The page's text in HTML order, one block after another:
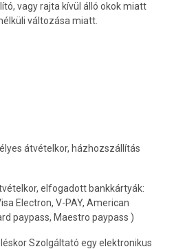
vagy rajta kívül álló okok miatt
változása miatt.
átvételkor, házhozszállítás
elfogadott bankkártyák:
Electron, V-PAY, American
paypass, Maestro paypass )
Szolgáltató egy elektronikus